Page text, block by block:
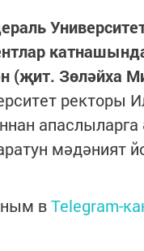
(җит. Зөләйха
ректоры
мәдәният
вTelegram-